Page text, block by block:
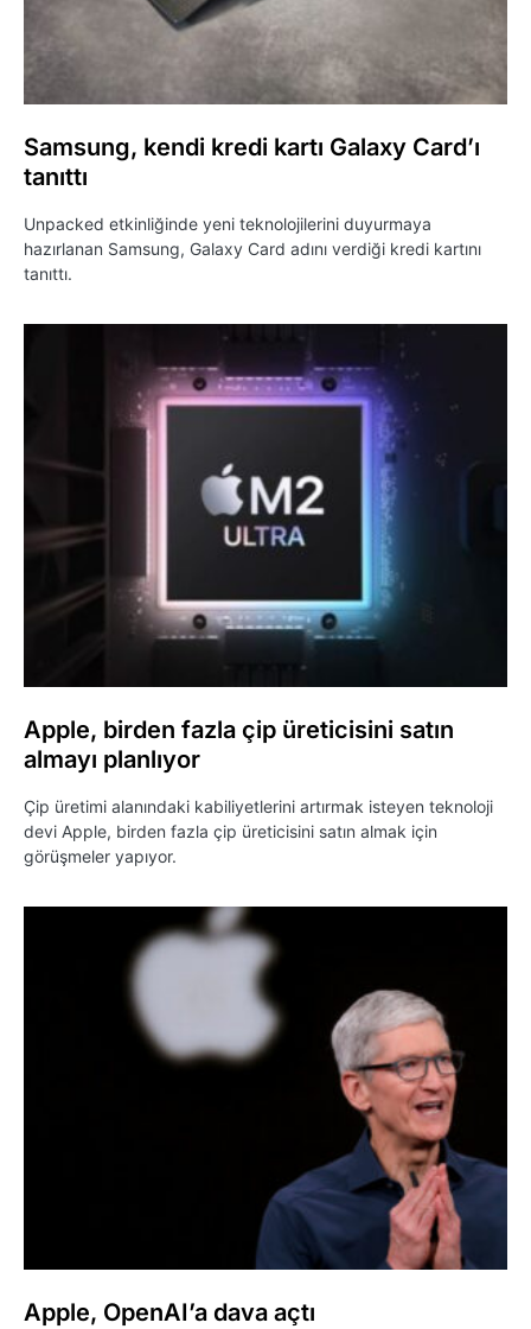
Samsung, kendi kredi kartı Galaxy Card’ı
tanıttı
Unpacked etkinliğinde yeni teknolojilerini duyurmaya
hazırlanan Samsung, Galaxy Card adını verdiği kredi kartını
tanıttı.
Apple, birden fazla çip üreticisini satın
almayı planlıyor
Çip üretimi alanındaki kabiliyetlerini artırmak isteyen teknoloji
devi Apple, birden fazla çip üreticisini satın almak için
görüşmeler yapıyor.
Apple, OpenAI’a dava açtı